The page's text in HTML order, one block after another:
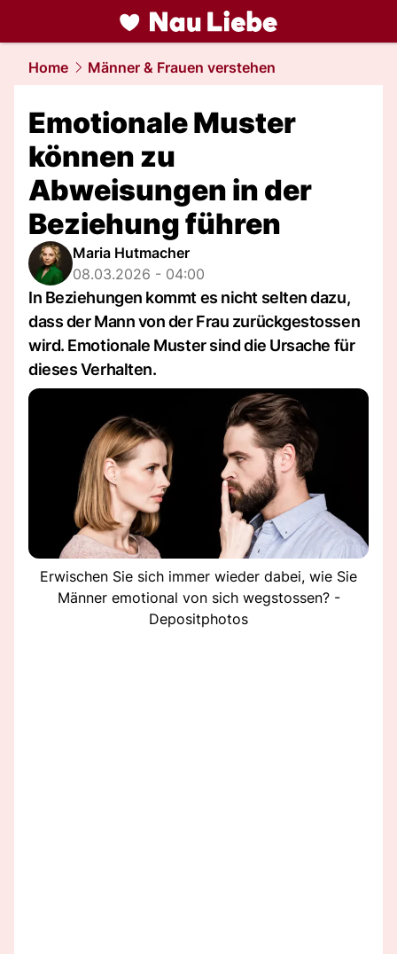
liebe.NAU.ch
Home Männer & Frauen verstehen
Emotionale Muster
können zu
Abweisungen in der
Beziehung führen
Maria Hutmacher
08.03.2026 - 04:00
In Beziehungen kommt es nicht selten dazu,
dass der Mann von der Frau zurückgestossen
wird. Emotionale Muster sind die Ursache für
dieses Verhalten.
Erwischen Sie sich immer wieder dabei, wie Sie
Männer emotional von sich wegstossen? -
Depositphotos